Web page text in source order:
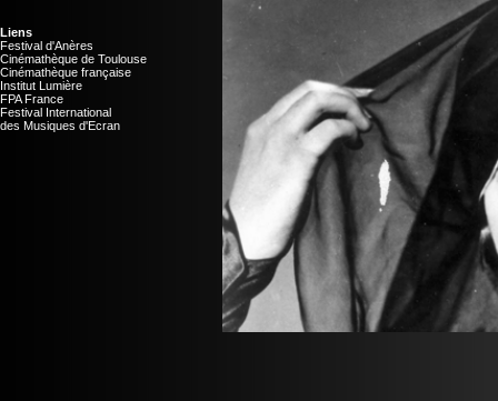
Liens
Festival d'Anères
Cinémathèque de Toulouse
Cinémathèque française
Institut Lumière
FPA France
Festival International
des Musiques d'Ecran